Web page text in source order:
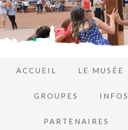
ACCUEIL LE MUSÉE
GROUPES
PARTENAIRES